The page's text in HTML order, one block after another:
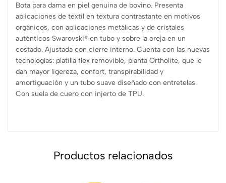
Bota para dama en piel genuina de bovino. Presenta
aplicaciones de textil en textura contrastante en motivos
orgánicos, con aplicaciones metálicas y de cristales
auténticos Swarovski® en tubo y sobre la oreja en un
costado. Ajustada con cierre interno. Cuenta con las nuevas
tecnologías: platilla flex removible, planta Ortholite, que le
dan mayor ligereza, confort, transpirabilidad y
amortiguación y un tubo suave diseñado con entretelas.
Con suela de cuero con injerto de TPU.
Productos relacionados